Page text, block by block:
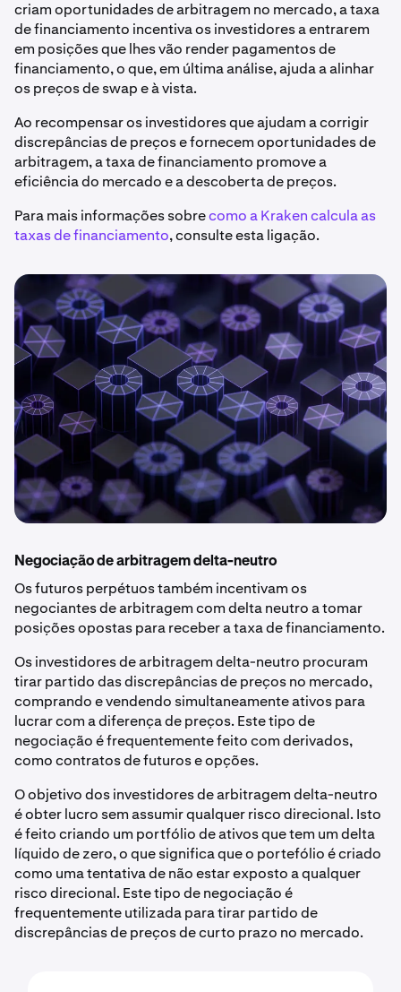
criam oportunidades de arbitragem no mercado, a taxa
de financiamento incentiva os investidores a entrarem
em posições que lhes vão render pagamentos de
financiamento, o que, em última análise, ajuda a alinhar
os preços de swap e à vista.
Ao recompensar os investidores que ajudam a corrigir
discrepâncias de preços e fornecem oportunidades de
arbitragem, a taxa de financiamento promove a
eficiência do mercado e a descoberta de preços.
Para mais informações sobrecomo a Kraken calcula as
taxas de financiamento, consulte esta ligação.
Negociação de arbitragem delta-neutro
Os futuros perpétuos também incentivam os
negociantes de arbitragem com delta neutro a tomar
posições opostas para receber a taxa de financiamento.
Os investidores de arbitragem delta-neutro procuram
tirar partido das discrepâncias de preços no mercado,
comprando e vendendo simultaneamente ativos para
lucrar com a diferença de preços. Este tipo de
negociação é frequentemente feito com derivados,
como contratos de futuros e opções.
O objetivo dos investidores de arbitragem delta-neutro
é obter lucro sem assumir qualquer risco direcional. Isto
é feito criando um portfólio de ativos que tem um delta
líquido de zero, o que significa que o portefólio é criado
como uma tentativa de não estar exposto a qualquer
risco direcional. Este tipo de negociação é
frequentemente utilizada para tirar partido de
discrepâncias de preços de curto prazo no mercado.